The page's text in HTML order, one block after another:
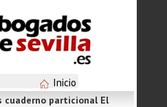
Inicio
cuaderno particional El